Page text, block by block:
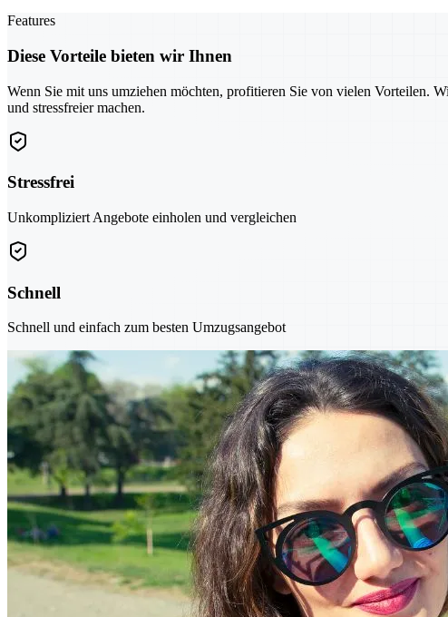
Features
Diese Vorteile bieten wir Ihnen
Wenn Sie mit uns umziehen möchten, profitieren Sie von vielen Vorteilen.
und stressfreier machen.
Stressfrei
Unkompliziert Angebote einholen und vergleichen
Schnell
Schnell und einfach zum besten Umzugsangebot